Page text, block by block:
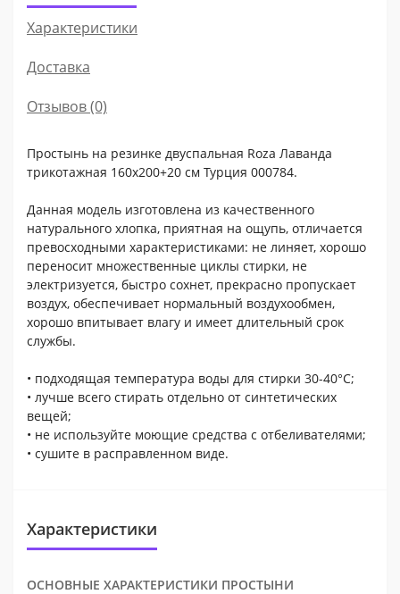
Характеристики
Доставка
Отзывов (0)
Простынь на резинке двуспальная Roza Лаванда
трикотажная 160х200+20 см Турция 000784.
Данная модель изготовлена из качественного
натурального хлопка, приятная на ощупь, отличается
превосходными характеристиками: не линяет, хорошо
переносит множественные циклы стирки, не
электризуется, быстро сохнет, прекрасно пропускает
воздух, обеспечивает нормальный воздухообмен,
хорошо впитывает влагу и имеет длительный срок
службы.
• подходящая температура воды для стирки 30-40°С;
• лучше всего стирать отдельно от синтетических
вещей;
• не используйте моющие средства с отбеливателями;
• сушите в расправленном виде.
Характеристики
ОСНОВНЫЕ ХАРАКТЕРИСТИКИ ПРОСТЫНИ